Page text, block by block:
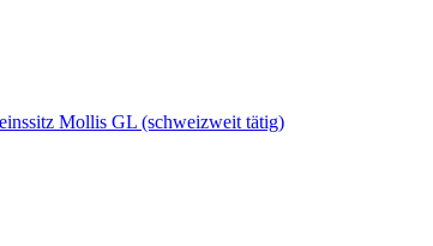
Mollis GL (schweizweit tätig)